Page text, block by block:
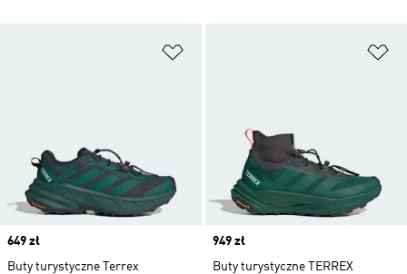
Price
649 zł
Buty turystyczne Terrex
Price
949 zł
Buty turystyczne TERREX